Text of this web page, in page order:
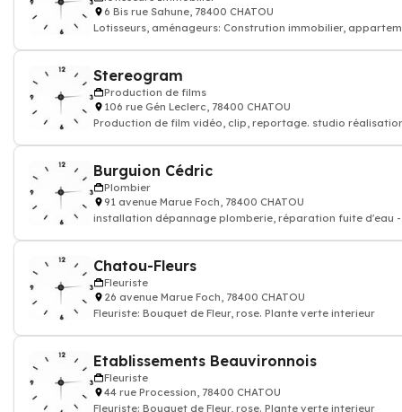
6 Bis rue Sahune, 78400 CHATOU
Lotisseurs, aménageurs: Constrution immobilier,
Stereogram
Production de films
106 rue Gén Leclerc, 78400 CHATOU
Production de film vidéo, clip, reportage. studio
Burguion Cédric
Plombier
91 avenue Marue Foch, 78400 CHATOU
installation dépannage plomberie, réparation fuite d'eau -
Chatou-Fleurs
Fleuriste
26 avenue Marue Foch, 78400 CHATOU
Fleuriste: Bouquet de Fleur, rose. Plante verte interieur
Etablissements Beauvironnois
Fleuriste
44 rue Procession, 78400 CHATOU
Fleuriste: Bouquet de Fleur, rose. Plante verte interieur